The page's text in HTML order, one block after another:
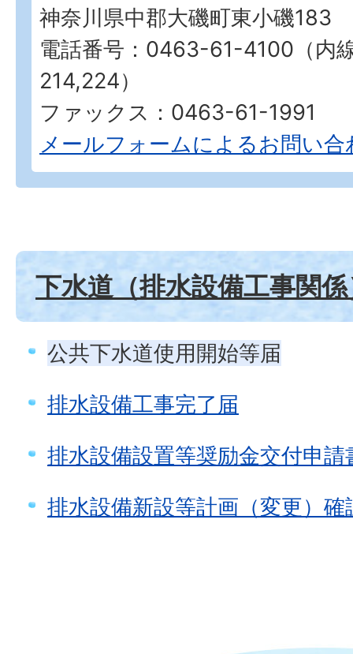
神奈川県中郡大磯町東小磯183
電話番号：0463-61-4100（内
214,224）
ファックス：0463-61-1991
メールフォームによるお問い合
下水道（排水設備工事関
公共下水道使用開始等届
排水設備工事完了届
排水設備設置等奨励金交付申請
排水設備新設等計画（変更）確